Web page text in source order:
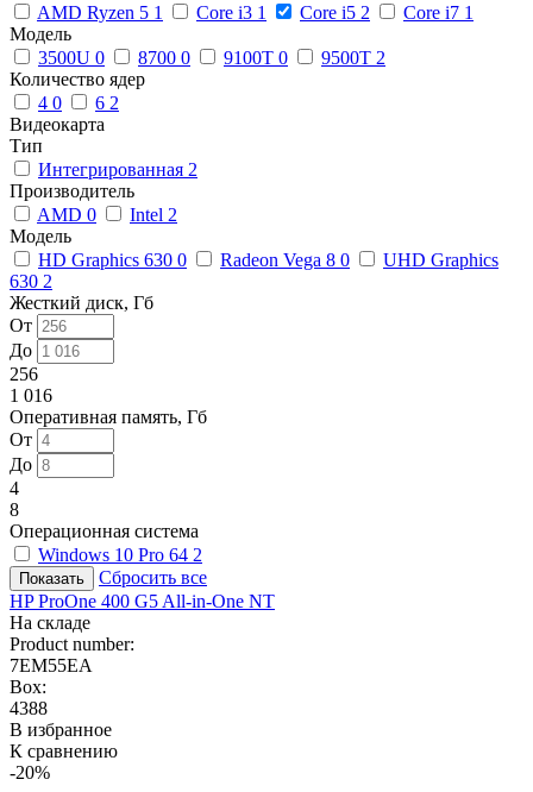
AMD Ryzen 5 1 Core i3 1 Core i5 2 Core i7 1
Модель
3500U 0 8700 0 9100T 0 9500T 2
Количество ядер
4 0 6 2
Видеокарта
Тип
Интегрированная 2
Производитель
AMD 0 Intel 2
Модель
HD Graphics 630 0 Radeon Vega 8 0
UHD Graphics
630 2
Жесткий диск, Гб
От
До
256
1 016
Оперативная память, Гб
От
До
4
8
Операционная система
Windows 10 Pro 64 2
Сбросить все
HP ProOne 400 G5 All-in-One NT
На складе
Product number:
7EM55EA
Box:
4388
В избранное
К сравнению
-20%